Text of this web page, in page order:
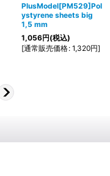
PlusModel[PM529]Pol
ystyrene sheets big
1,5 mm
1,056円(税込)
[通常販売価格: 1,320円]